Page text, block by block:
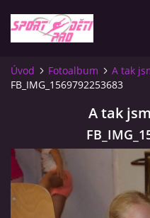
ÚVOD
INFORMACE
PLATEBNÍ PODMÍNKY
Úvod Fotoalbum
A tak
FB_IMG_1569792253683
A tak